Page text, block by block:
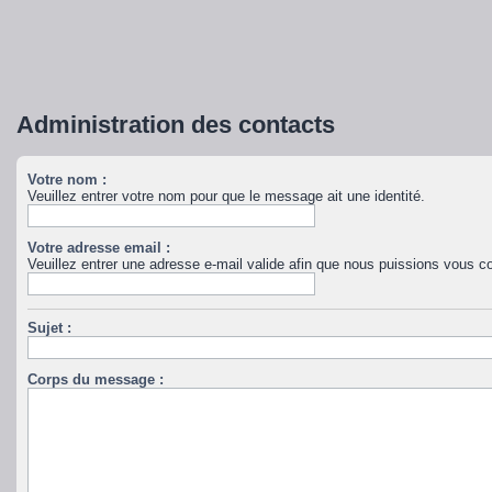
Administration des contacts
Votre nom :
Veuillez entrer votre nom pour que le message ait une identité.
Votre adresse email :
Veuillez entrer une adresse e-mail valide afin que nous puissions vous
Sujet :
Corps du message :